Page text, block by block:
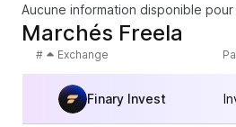
Aucune information disponible pour
Marchés Freela
# Exchange
Finary Invest